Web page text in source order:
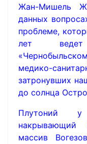
Жан-Мишель
данных
проблеме,
лет
медико-
затронувших
до солнца
Плутоний у
накрывающий
массив